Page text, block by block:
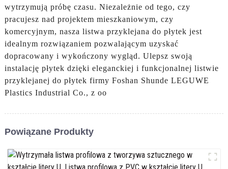
wytrzymują próbę czasu. Niezależnie od tego, czy
pracujesz nad projektem mieszkaniowym, czy
komercyjnym, nasza listwa przyklejana do płytek jest
idealnym rozwiązaniem pozwalającym uzyskać
dopracowany i wykończony wygląd. Ulepsz swoją
instalację płytek dzięki eleganckiej i funkcjonalnej listwie
przyklejanej do płytek firmy Foshan Shunde LEGUWE
Plastics Industrial Co., z oo
Powiązane Produkty